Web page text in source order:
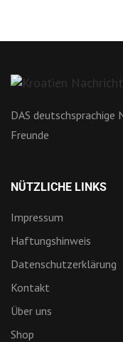
DAS
Freunde
NÜTZLICHE LINKS
Impressum
Haftungshinweis
Datenschutzerklärung
Kontakt
Über uns
Shop